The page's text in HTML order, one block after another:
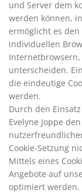
und Server dem
werden können,
ermöglicht es
individuellen
unterscheiden.
die eindeutige
werden.
Durch den
Evelyne Joppe
Cookie-Setzung
Mittels eines
Angebote auf
optimiert werden.